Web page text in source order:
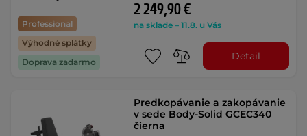
Professional
Výhodné splátky
Doprava zadarmo
2 249,90 €
na sklade – 11.8. u Vás
Detail
Predkopávanie a zakopávanie
v sede Body-Solid GCEC340
čierna